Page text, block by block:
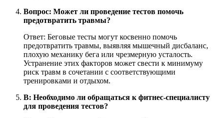
Вопрос: Может ли проведение тестов помочь
предотвратить травмы?
Ответ: Беговые тесты могут косвенно помочь
предотвратить травмы, выявляя мышечный дисбаланс,
плохую механику бега или чрезмерную усталость.
Устранение этих факторов может свести к минимуму
риск травм в сочетании с соответствующими
тренировками и отдыхом.
В: Необходимо ли обращаться к фитнес-специалисту
для проведения тестов?